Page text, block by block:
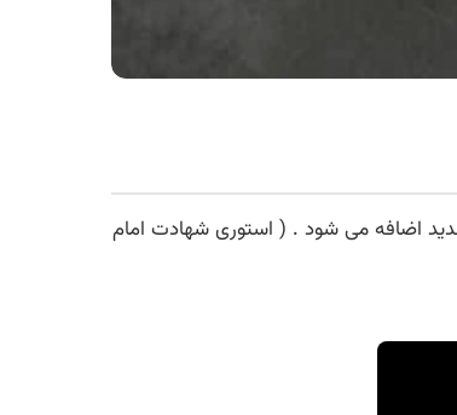
اضافه می شود . ( استوری شهادت امام